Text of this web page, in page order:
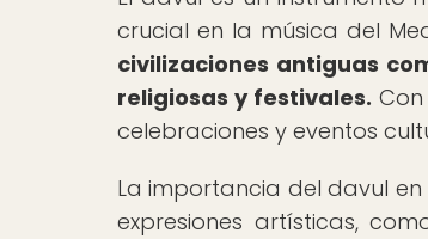
crucial en la música del
civilizaciones antiguas
religiosas y festivales.
celebraciones y eventos
La importancia del davul en
expresiones artísticas,